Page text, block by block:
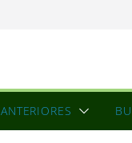
ANTERIORES